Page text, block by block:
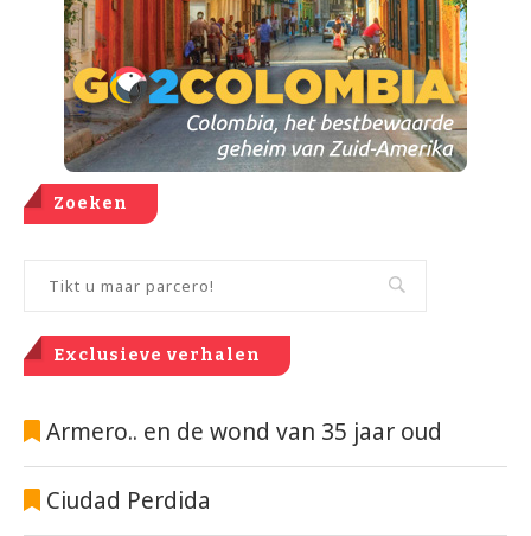
Zoeken
Exclusieve verhalen
Armero.. en de wond van 35 jaar oud
Ciudad Perdida